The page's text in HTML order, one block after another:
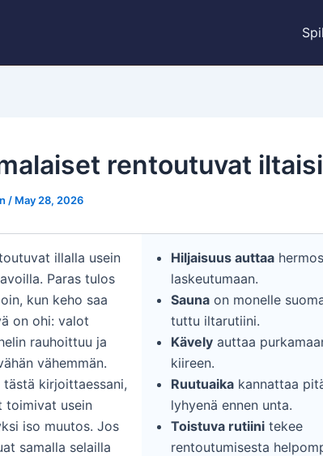
rentoutuvat
/ May 28, 2026
illalla usein
Paras tulos
kun keho saa
on ohi: valot
rauhoittuu ja
vähemmän.
tästä kirjoittaessani,
toimivat usein
iso muutos. Jos
samalla selailla
Hiljaisuus auttaa
laskeutumaan.
Sauna on monelle
tuttu iltarutiini.
Kävely auttaa
kiireen.
Ruutuaika kannattaa
lyhyenä ennen unta.
Toistuva rutiini tekee
rentoutumisesta